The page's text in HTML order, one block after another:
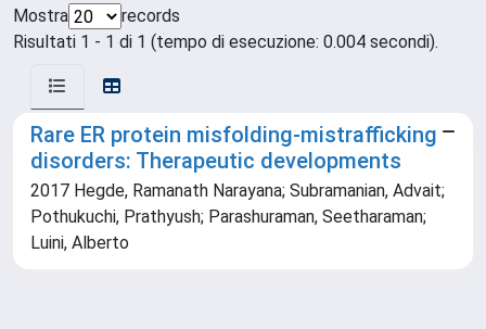
Mostra
records
Risultati 1 - 1 di 1 (tempo di esecuzione: 0.004 secondi).
Rare ER protein misfolding-mistrafficking
disorders: Therapeutic developments
2017 Hegde, Ramanath Narayana; Subramanian, Advait;
Pothukuchi, Prathyush; Parashuraman, Seetharaman;
Luini, Alberto